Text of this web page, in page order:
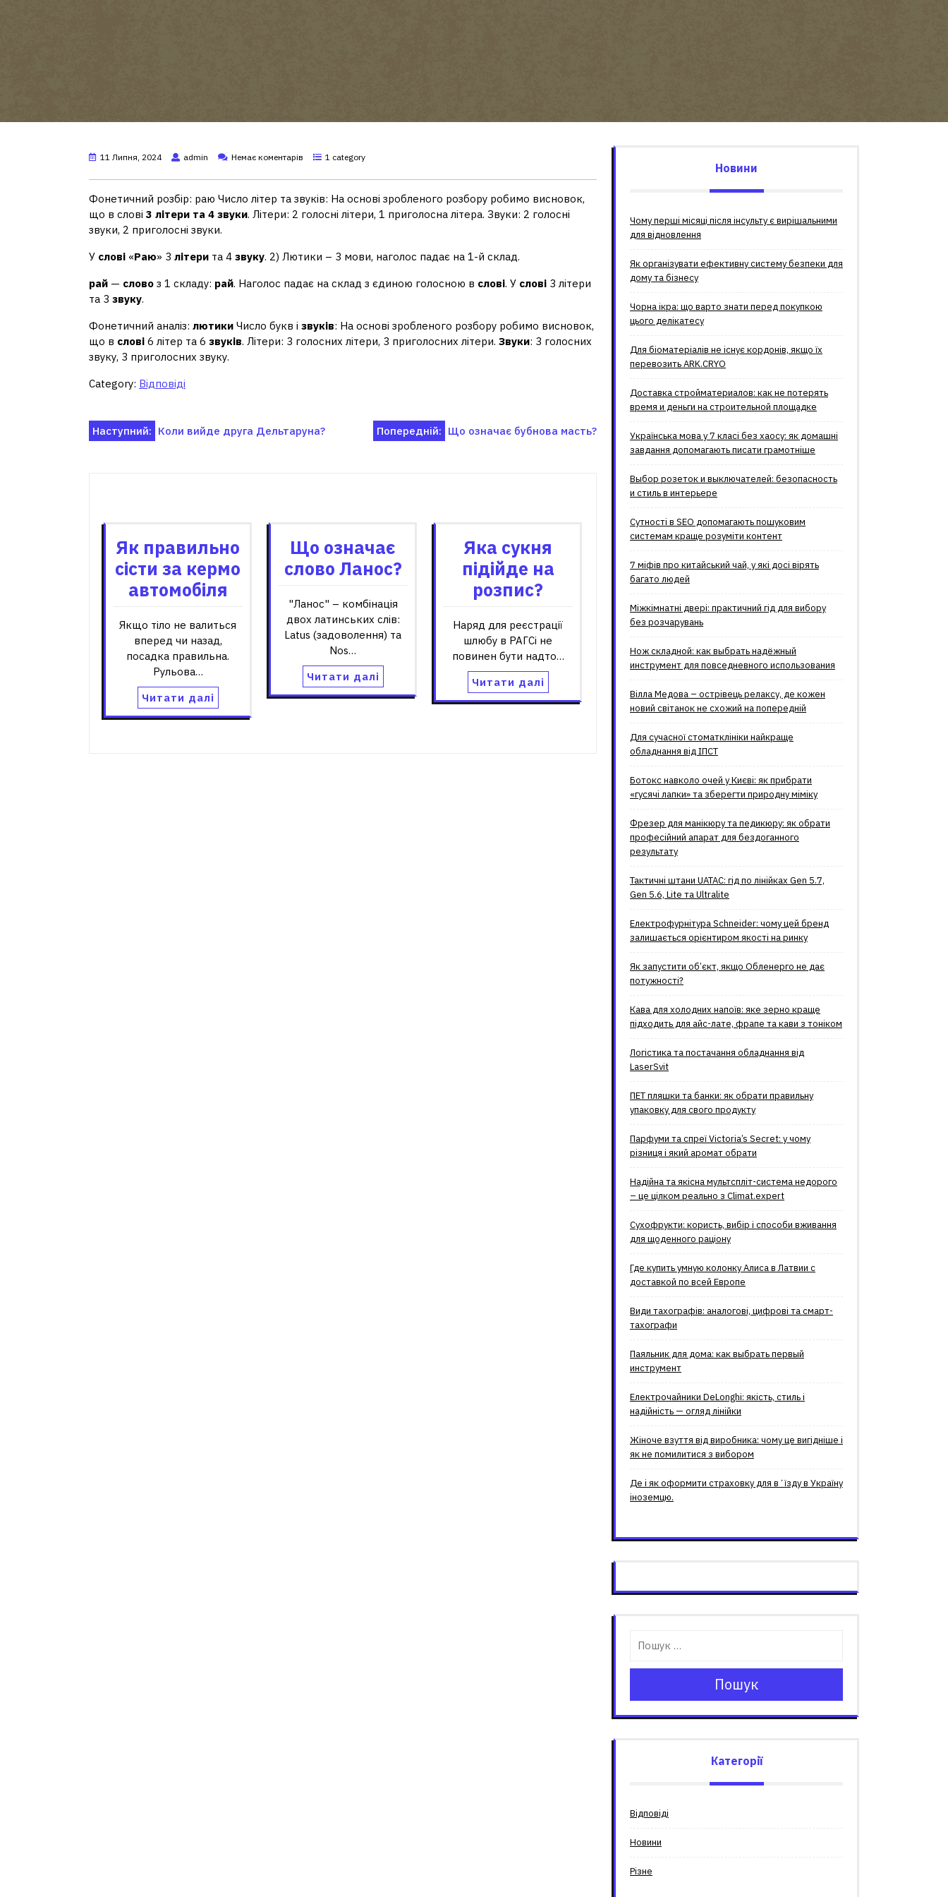
11 Липня, 2024 admin Немає коментарів 1 category
Фонетичний розбір: раю Число літер та звуків: На основі зробленого розбору робимо висновок,
що в слові 3 літери та 4 звуки. Літери: 2 голосні літери, 1 приголосна літера. Звуки: 2 голосні
звуки, 2 приголосні звуки.
У слові «Раю» 3 літери та 4 звуку. 2) Лютики – 3 мови, наголос падає на 1-й склад.
рай — слово з 1 складу: рай. Наголос падає на склад з єдиною голосною в слові. У слові 3 літери
та 3 звуку.
Фонетичний аналіз: лютики Число букв і звуків: На основі зробленого розбору робимо висновок,
що в слові 6 літер та 6 звуків. Літери: 3 голосних літери, 3 приголосних літери. Звуки: 3 голосних
звуку, 3 приголосних звуку.
Category: Відповіді
Навігація
Попередній: Що означає бубнова масть?
Наступний: Коли вийде друга Дельтаруна?
Як правильно
сісти за кермо
автомобіля
Якщо тіло не валиться
вперед чи назад,
посадка правильна.
Рульова…
Читати далі
Що означає
слово Ланос?
"Ланос" – комбінація
двох латинських слів:
Latus (задоволення) та
Nos…
Читати далі
Яка сукня
підійде на
розпис?
Наряд для реєстрації
шлюбу в РАГСі не
повинен бути надто…
Читати далі
Новини
Чому перші місяці після інсульту є вирішальними
для відновлення
Як організувати ефективну систему безпеки для
дому та бізнесу
Чорна ікра: що варто знати перед покупкою
цього делікатесу
Для біоматеріалів не існує кордонів, якщо їх
перевозить ARK.CRYO
Доставка стройматериалов: как не потерять
время и деньги на строительной площадке
Українська мова у 7 класі без хаосу: як домашні
завдання допомагають писати грамотніше
Выбор розеток и выключателей: безопасность
и стиль в интерьере
Сутності в SEO допомагають пошуковим
системам краще розуміти контент
7 міфів про китайський чай, у які досі вірять
багато людей
Міжкімнатні двері: практичний гід для вибору
без розчарувань
Нож складной: как выбрать надёжный
инструмент для повседневного использования
Вілла Медова – острівець релаксу, де кожен
новий світанок не схожий на попередній
Для сучасної стоматклініки найкраще
обладнання від ІПСТ
Ботокс навколо очей у Києві: як прибрати
«гусячі лапки» та зберегти природну міміку
Фрезер для манікюру та педикюру: як обрати
професійний апарат для бездоганного
результату
Тактичні штани UATAC: гід по лінійках Gen 5.7,
Gen 5.6, Lite та Ultralite
Електрофурнітура Schneider: чому цей бренд
залишається орієнтиром якості на ринку
Як запустити об’єкт, якщо Обленерго не дає
потужності?
Кава для холодних напоїв: яке зерно краще
підходить для айс-лате, фрапе та кави з тоніком
Логістика та постачання обладнання від
LaserSvit
ПЕТ пляшки та банки: як обрати правильну
упаковку для свого продукту
Парфуми та спреї Victoria’s Secret: у чому
різниця і який аромат обрати
Надійна та якісна мультспліт-система недорого
– це цілком реально з Climat.еxpert
Сухофрукти: користь, вибір і способи вживання
для щоденного раціону
Где купить умную колонку Алиса в Латвии с
доставкой по всей Европе
Види тахографів: аналогові, цифрові та смарт-
тахографи
Паяльник для дома: как выбрать первый
инструмент
Електрочайники DeLonghi: якість, стиль і
надійність — огляд лінійки
Жіноче взуття від виробника: чому це вигідніше і
як не помилитися з вибором
Де і як оформити страховку для вʼїзду в Україну
іноземцю.
Пошук
Категорії
Відповіді
Новини
Різне